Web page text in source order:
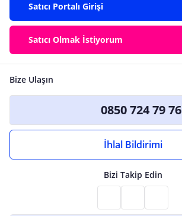
Satıcı Portalı Girişi
Satıcı Olmak İstiyorum
Bize Ulaşın
0850 724 79 76
İhlal Bildirimi
Bizi Takip Edin